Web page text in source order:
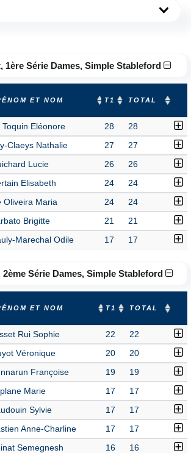
1ère Série Dames, Simple Stableford
ET NOM T1 TOTAL
Toquin Eléonore 28 28
Claeys Nathalie 27 27
Lucie 26 26
Elisabeth 24 24
Oliveira Maria 24 24
Brigitte 21 21
Marechal Odile 17 17
Série Dames, Simple Stableford
ET NOM T1 TOTAL
Rui Sophie 22 22
Véronique 20 20
Françoise 19 19
Marie 17 17
Sylvie 17 17
Anne-Charline 17 17
Semegnesh 16 16